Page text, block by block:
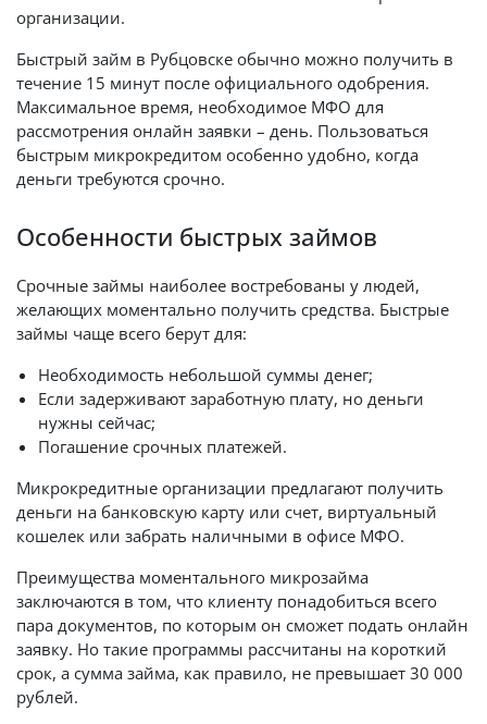
организации.
Быстрый займ в Рубцовске обычно можно получить в
течение 15 минут после официального одобрения.
Максимальное время, необходимое МФО для
рассмотрения онлайн заявки – день. Пользоваться
быстрым микрокредитом особенно удобно, когда
деньги требуются срочно.
Особенности быстрых займов
Срочные займы наиболее востребованы у людей,
желающих моментально получить средства. Быстрые
займы чаще всего берут для:
Необходимость небольшой суммы денег;
Если задерживают заработную плату, но деньги
нужны сейчас;
Погашение срочных платежей.
Микрокредитные организации предлагают получить
деньги на банковскую карту или счет, виртуальный
кошелек или забрать наличными в офисе МФО.
Преимущества моментального микрозайма
заключаются в том, что клиенту понадобиться всего
пара документов, по которым он сможет подать онлайн
заявку. Но такие программы рассчитаны на короткий
срок, а сумма займа, как правило, не превышает 30 000
рублей.